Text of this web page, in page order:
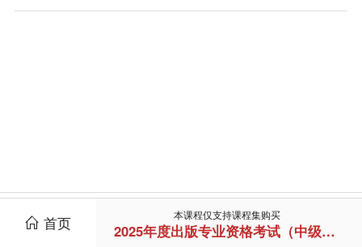
培训介绍 会长寄语 培训通知 登录
首页 本课程仅支持课程集购买
2025年度出版专业资格考试（中级标准班）